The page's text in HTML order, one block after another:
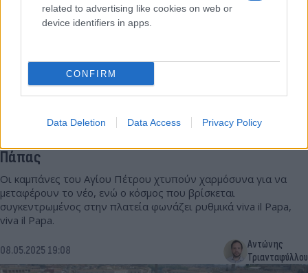
related to advertising like cookies on web or
device identifiers in apps.
CONFIRM
Data Deletion Data Access Privacy Policy
Πάπας
Οι καμπάνες του Αγίου Πέτρου χτυπούν χαρμόσυνα για να
μεταφέρουν το νέο, ενώ ο κόσμος που βρίσκεται
συγκεντρωμένος στην πλατεία φωνάζει ρυθμικά viva il Papa,
viva il Papa.
08.05.2025 19:08
Αντώνης
Τριανταφύλλου